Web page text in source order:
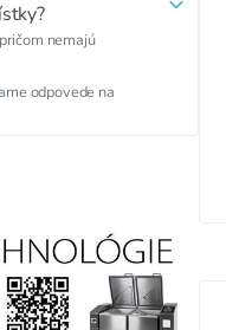
nemajú
odpovede na